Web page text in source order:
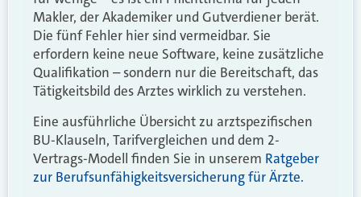
Makler, der Akademiker und Gutverdiener berät.
Die fünf Fehler hier sind vermeidbar. Sie
erfordern keine neue Software, keine zusätzliche
Qualifikation – sondern nur die Bereitschaft, das
Tätigkeitsbild des Arztes wirklich zu verstehen.
Eine ausführliche Übersicht zu arztspezifischen
BU-Klauseln, Tarifvergleichen und dem 2-
Vertrags-Modell finden Sie in unserem Ratgeber
zur Berufsunfähigkeitsversicherung für Ärzte.